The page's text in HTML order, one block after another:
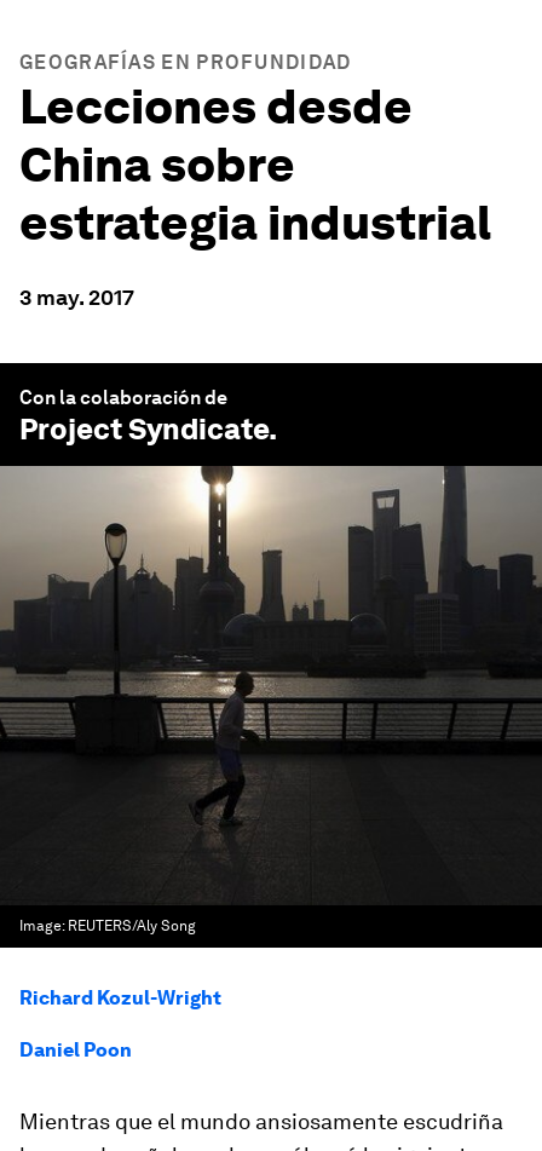
GEOGRAFÍAS EN PROFUNDIDAD
Lecciones desde
China sobre
estrategia industrial
3 may. 2017
Con la colaboración de
Project Syndicate.
Image: REUTERS/Aly Song
Richard Kozul-Wright
Daniel Poon
Mientras que el mundo ansiosamente escudriña